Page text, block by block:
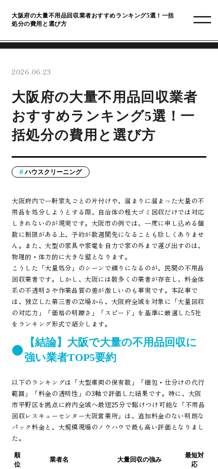
大阪府の大量不用品回収業者おすすめランキング5選！一括
処分の費用と選び方
2026.06.23
大阪府の大量不用品回収業者
おすすめランキング5選！一
括処分の費用と選び方
ハウスクリーニング
大阪府内で一軒家丸ごとの片付けや、溜まりに溜まった大量の不
用品を処分しようとする際、自治体の粗大ゴミ回収だけでは対応
しきれないのが現実です。大阪市の例では、一度に申し込める個
数に制限がある上、予約が数週間先になることも珍しくありませ
ん。また、大型の家具や家電を自力で家の外まで運び出すのは、
物理的・体力的に大きな壁となります。
こうした「大量処分」のシーンで頼りになるのが、民間の不用品
回収業者です。しかし、大阪には数多くの業者が存在し、料金体
系の不透明さや作業品質の差が激しいのも事実です。本記事で
は、独立した第三者の立場から、大阪府全域を対象に「大量回収
の対応力」「価格の明瞭さ」「スピード」を基準に厳選した5社
をランキング形式で紹介します。
【結論】大阪で大量の不用品回収に
強い業者TOP5要約
以下のランキングは「大型車両の保有数」「梱包・仕分けの代行
範囲」「料金の透明性」の3軸で評価した結果です。特に、大阪
市平野区を拠点に府内全域へ最短25分で駆けつけ可能な「不用品
回収レスキューセンター大阪営業所」は、追加料金のない明朗な
パック料金と、大規模現場のノウハウで最も高い評価となりまし
た。
順
位
業者名 大量回収の強み
最短対
応